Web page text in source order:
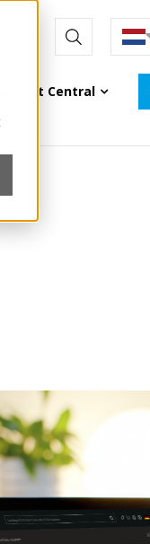
Support Central